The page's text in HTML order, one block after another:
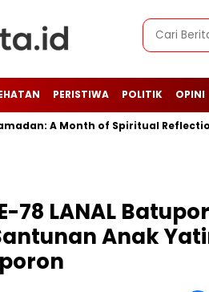
PERISTIWA POLITIK OPINI
A Month of Spiritual Reflection,
78 LANAL
Anak